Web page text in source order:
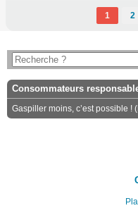
1 2
Consommateurs
Gaspiller moins, c’est possible !